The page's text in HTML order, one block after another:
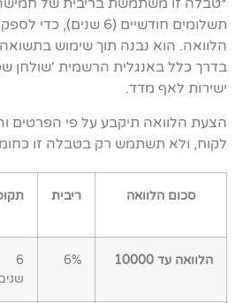
תשלומים חודשיים (6
הלוואה. הוא נבנה תוך שימוש
בדרך כלל באנגלית הרשמית 'שולחן
ישירות לאף מדד.
הצעת הלוואה תיקבע על פי הפרטים
לקוח, ולא תשתמש רק בטבלה זו
סכום הלוואה ריבית
הלוואה עד 10000 6%
6